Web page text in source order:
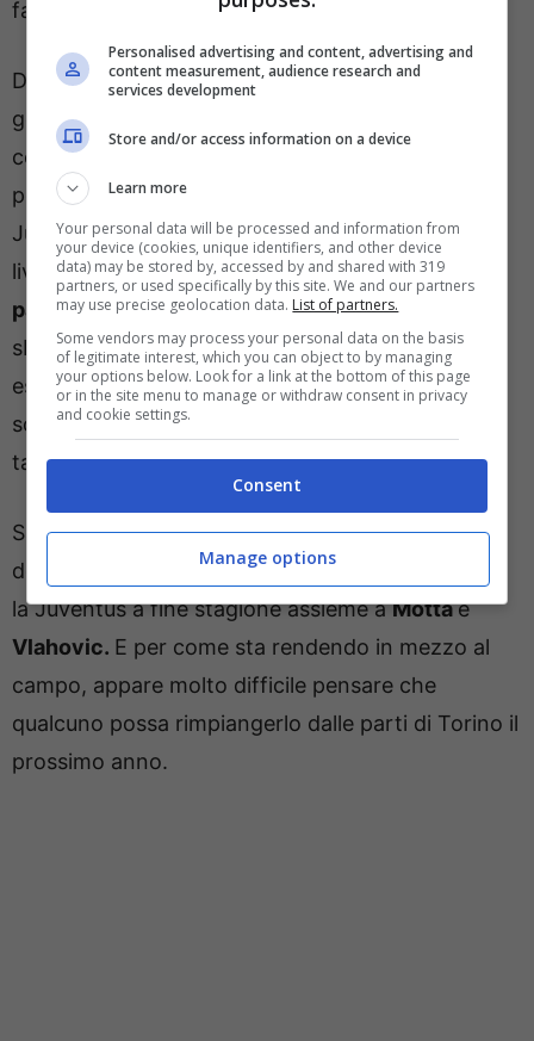
farsi le domande sul suo futuro.
Diciassette le presenze in Serie A ed appena un
gol per Nico Gonzalez, per un totale di 3 gol
complessivi in 26 presenze stagionali, troppo
poco per l’esterno d’attacco per convincere la
Juventus a puntare su di lui il prossimo anno. A
livello tecnico, inoltre, il giocatore argentino
parso un pesce fuor d’acqua in mezzo al campo
sbagliando anche le cose più semplici e facendo
esplodere la rabbia dei tifosi bianconeri che si
sono chiesti perché mai siano stati investiti così
tanti soldi per lui.
Salvo clamorose sorprese, Nico Gonzalez
dovrebbe essere uno di quelli a lasciare per primi
la Juventus a fine stagione assieme aMottae
Vlahovic. E per come sta rendendo in mezzo al
campo, appare molto difficile pensare che
qualcuno possa rimpiangerlo dalle parti di Torino il
prossimo anno.
Personalised advertising and content, advertising and
content measurement, audience research and
services development
Store and/or access information on a device
Learn more
Your personal data will be processed and information from
your device (cookies, unique identifiers, and other device
data) may be stored by, accessed by and shared with 319
partners, or used specifically by this site. We and our partners
may use precise geolocation data. List of partners.
Some vendors may process your personal data on the basis
of legitimate interest, which you can object to by managing
your options below. Look for a link at the bottom of this page
or in the site menu to manage or withdraw consent in privacy
and cookie settings.
Consent
Manage options